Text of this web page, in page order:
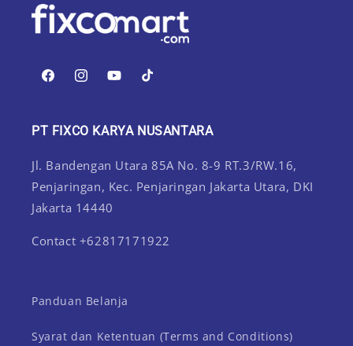
FacebookInstagramYouTubeTikTok
PT FIXCO KARYA NUSANTARA
Jl. Bandengan Utara 85A No. 8-9 RT.3/RW.16,
Penjaringan, Kec. Penjaringan Jakarta Utara, DKI
Jakarta 14440
Contact +62817171922
Panduan Belanja
Syarat dan Ketentuan (Terms and Conditions)